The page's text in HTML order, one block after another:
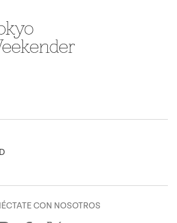
CON NOSOTROS